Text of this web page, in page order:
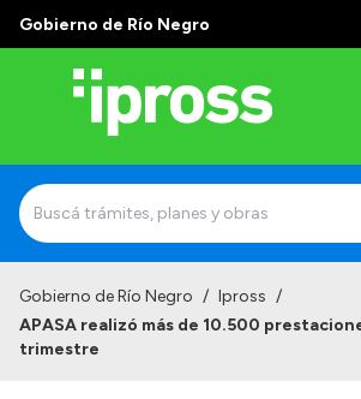
Gobierno de Río Negro
Institucional
Gobierno de Río Negro / Ipross /
APASA realizó más de 10.500
trimestre